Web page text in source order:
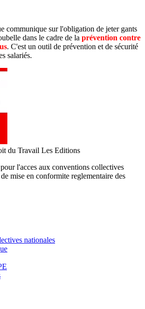
communique sur l'obligation de jeter gants
dans le cadre de la prévention contre
. C'est un outil de prévention et de sécurité
salariés.
du Travail Les Editions
l'acces aux conventions collectives
mise en conformite reglementaire des
nationales